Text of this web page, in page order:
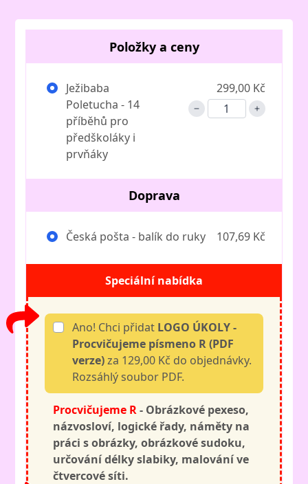
Položky a ceny
Ježibaba
Poletucha - 14
příběhů pro
předškoláky i
prvňáky
299,00 Kč
Doprava
Česká pošta - balík do ruky 107,69 Kč
Speciální nabídka
Ano! Chci přidat LOGO ÚKOLY -
Procvičujeme písmeno R (PDF
verze)za 129,00 Kč do objednávky.
Rozsáhlý soubor PDF.
Procvičujeme R - Obrázkové pexeso,
názvosloví, logické řady, náměty na
práci s obrázky,obrázkové sudoku,
určování délky slabiky, malování ve
čtvercové síti.